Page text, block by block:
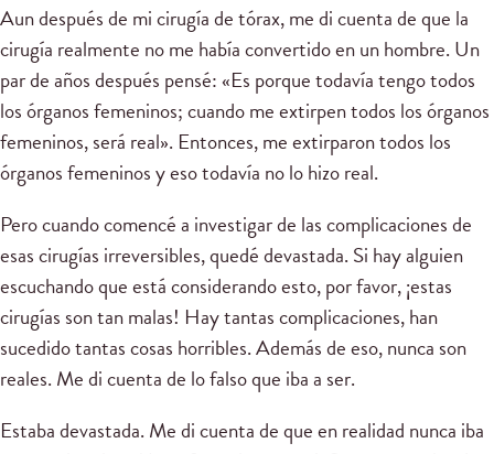
Aun después de mi cirugía de tórax, me di cuenta de que la
cirugía realmente no me había convertido en un hombre. Un
par de años después pensé: «Es porque todavía tengo todos
los órganos femeninos; cuando me extirpen todos los órganos
femeninos, será real». Entonces, me extirparon todos los
órganos femeninos y eso todavía no lo hizo real.
Pero cuando comencé a investigar de las complicaciones de
esas cirugías irreversibles, quedé devastada. Si hay alguien
escuchando que está considerando esto, por favor, ¡estas
cirugías son tan malas! Hay tantas complicaciones, han
sucedido tantas cosas horribles. Además de eso, nunca son
reales. Me di cuenta de lo falso que iba a ser.
Estaba devastada. Me di cuenta de que en realidad nunca iba